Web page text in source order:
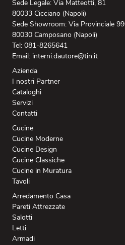
Sede Legale: Via Matteotti, 81
80033 Cicciano (Napoli)
Sede Showroom: Via Provinciale 99
80030 Camposano (Napoli)
Tel: 081-8265641
Email: interni.dautore@tin.it
Azienda
I nostri Partner
Cataloghi
Servizi
Contatti
Cucine
Cucine Moderne
Cucine Design
Cucine Classiche
Cucine in Muratura
Tavoli
Arredamento Casa
Pareti Attrezzate
Salotti
Letti
Armadi